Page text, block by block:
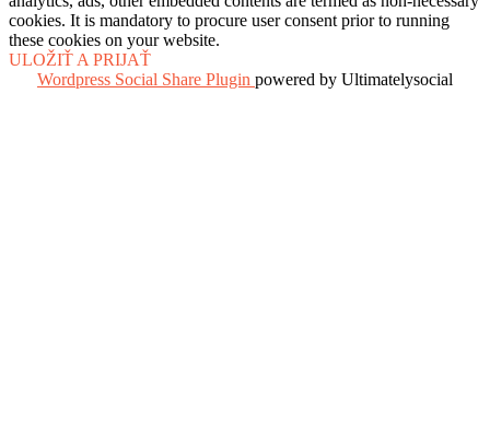
cookies. It is mandatory to procure user consent prior to running
these cookies on your website.
ULOŽIŤ A PRIJAŤ
Wordpress Social Share Plugin powered by Ultimatelysocial